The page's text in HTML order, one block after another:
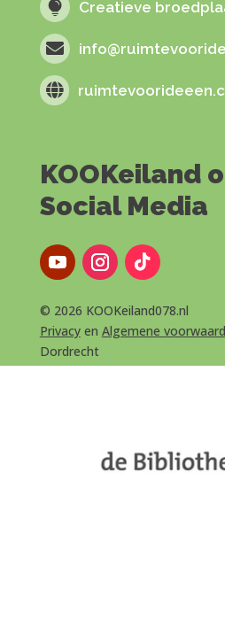
 Creatieve


KOOKeiland
Social Media
© 2026 KOOKeiland078.nl
Privacyen Algemene
Dordrecht